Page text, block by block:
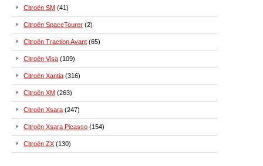
Citroën SM (41)
Citroën SpaceTourer (2)
Citroën Traction Avant (65)
Citroën Visa (109)
Citroën Xantia (316)
Citroën XM (263)
Citroën Xsara (247)
Citroën Xsara Picasso (154)
Citroën ZX (130)